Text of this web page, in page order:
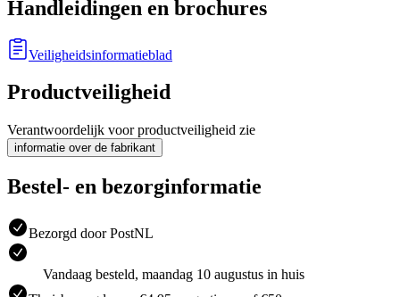
Handleidingen en brochures
Veiligheidsinformatieblad
Productveiligheid
Verantwoordelijk voor productveiligheid zie
informatie over de fabrikant
Bestel- en bezorginformatie
Bezorgd door PostNL
Vandaag besteld, maandag 10 augustus in huis